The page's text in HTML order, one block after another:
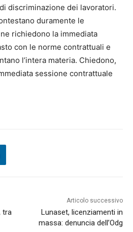
discriminazione dei lavoratori.
duramente le
richiedono la immediata
con le norme contrattuali e
l’intera materia. Chiedono,
sessione contrattuale
tra
Articolo successivo
Lunaset, licenziamenti in
massa: denuncia dell’Odg